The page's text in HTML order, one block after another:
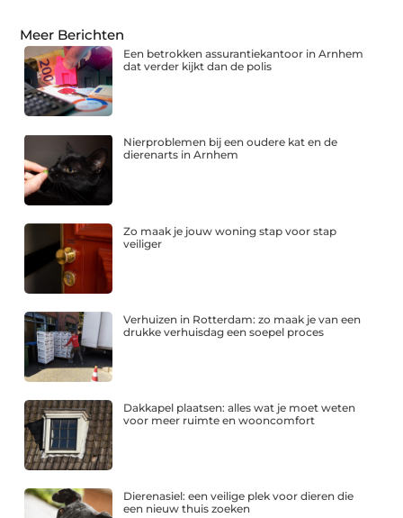
Meer Berichten
Een betrokken assurantiekantoor in Arnhem
dat verder kijkt dan de polis
Nierproblemen bij een oudere kat en de
dierenarts in Arnhem
Zo maak je jouw woning stap voor stap
veiliger
Verhuizen in Rotterdam: zo maak je van een
drukke verhuisdag een soepel proces
Dakkapel plaatsen: alles wat je moet weten
voor meer ruimte en wooncomfort
Dierenasiel: een veilige plek voor dieren die
een nieuw thuis zoeken